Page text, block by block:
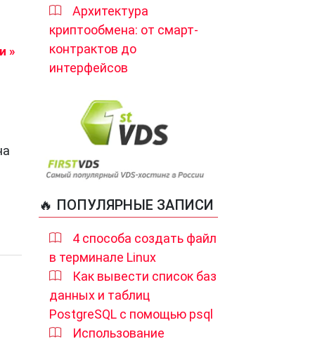
»
Архитектура
криптообмена: от смарт-
контрактов до
интерфейсов
🔥 ПОПУЛЯРНЫЕ ЗАПИСИ
4 способа создать файл
в терминале Linux
Как вывести список баз
данных и таблиц
PostgreSQL с помощью psql
Использование